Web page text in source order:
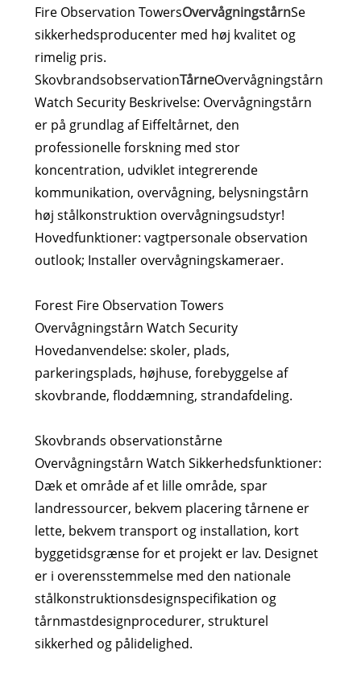
Fire Observation TowersOvervågningstårnSe
sikkerhedsproducenter med høj kvalitet og
rimelig pris.
SkovbrandsobservationTårneOvervågningstårn
Watch Security Beskrivelse: Overvågningstårn
er på grundlag af Eiffeltårnet, den
professionelle forskning med stor
koncentration, udviklet integrerende
kommunikation, overvågning, belysningstårn
høj stålkonstruktion overvågningsudstyr!
Hovedfunktioner: vagtpersonale observation
outlook; Installer overvågningskameraer.
Forest Fire Observation Towers
Overvågningstårn Watch Security
Hovedanvendelse: skoler, plads,
parkeringsplads, højhuse, forebyggelse af
skovbrande, floddæmning, strandafdeling.
Skovbrands observationstårne ​​
Overvågningstårn Watch Sikkerhedsfunktioner:
Dæk et område af et lille område, spar
landressourcer, bekvem placering tårnene er
lette, bekvem transport og installation, kort
byggetidsgrænse for et projekt er lav. Designet
er i overensstemmelse med den nationale
stålkonstruktionsdesignspecifikation og
tårnmastdesignprocedurer, strukturel
sikkerhed og pålidelighed.